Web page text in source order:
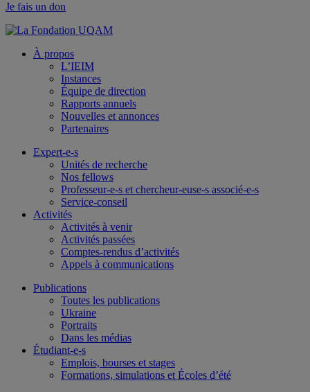
Je fais un don
À propos
L’IEIM
Instances
Équipe de direction
Rapports annuels
Nouvelles et annonces
Partenaires
Expert-e-s
Unités de recherche
Nos fellows
Professeur-e-s et chercheur-euse-s associé-e-s
Service-conseil
Activités
Activités à venir
Activités passées
Comptes-rendus d’activités
Appels à communications
Publications
Toutes les publications
Ukraine
Portraits
Dans les médias
Étudiant-e-s
Emplois, bourses et stages
Formations, simulations et Écoles d’été